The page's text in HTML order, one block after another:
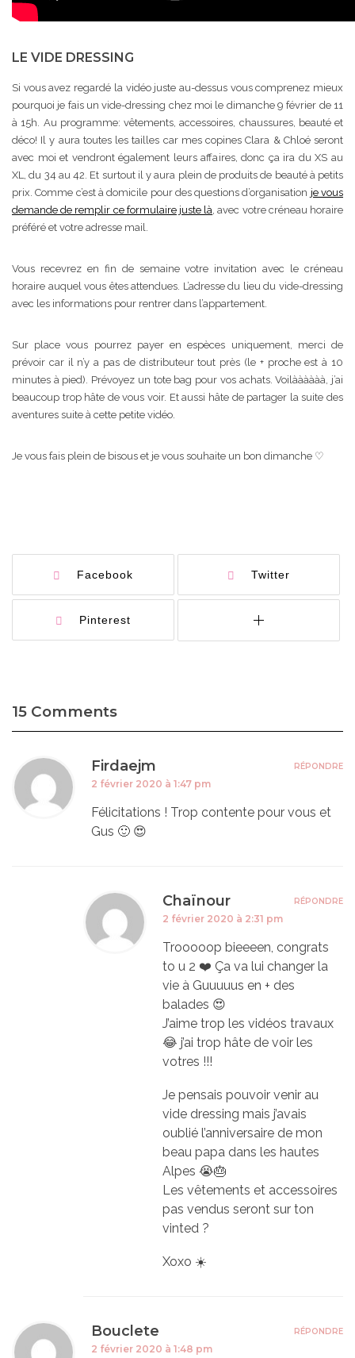
LE VIDE DRESSING
Si vous avez regardé la vidéo juste au-dessus vous comprenez mieux
pourquoi je fais un vide-dressing chez moi le dimanche 9 février de 11
à 15h. Au programme: vêtements, accessoires, chaussures, beauté et
déco! Il y aura toutes les tailles car mes copines Clara & Chloé seront
avec moi et vendront également leurs affaires, donc ça ira du XS au
XL, du 34 au 42. Et surtout il y aura plein de produits de beauté à petits
prix. Comme c’est à domicile pour des questions d’organisation je vous
demande de remplir ce formulaire juste là, avec votre créneau horaire
préféré et votre adresse mail.
Vous recevrez en fin de semaine votre invitation avec le créneau
horaire auquel vous êtes attendues. L’adresse du lieu du vide-dressing
avec les informations pour rentrer dans l’appartement.
Sur place vous pourrez payer en espèces uniquement, merci de
prévoir car il n’y a pas de distributeur tout près (le + proche est à 10
minutes à pied). Prévoyez un tote bag pour vos achats. Voilàààààà, j’ai
beaucoup trop hâte de vous voir. Et aussi hâte de partager la suite des
aventures suite à cette petite vidéo.
Je vous fais plein de bisous et je vous souhaite un bon dimanche ♡
Facebook Twitter
Pinterest
15 Comments
Firdaejm
2 février 2020 à 1:47 pm
Félicitations ! Trop contente pour vous et
Gus 🙂 😍
RÉPONDRE
Chaïnour
2 février 2020 à 2:31 pm
Trooooop bieeeen, congrats
to u 2 ❤️ Ça va lui changer la
vie à Guuuuus en + des
balades 😍
J’aime trop les vidéos travaux
😂 j’ai trop hâte de voir les
votres !!!
Je pensais pouvoir venir au
vide dressing mais j’avais
oublié l’anniversaire de mon
beau papa dans les hautes
Alpes 😭🎂
Les vêtements et accessoires
pas vendus seront sur ton
vinted ?
Xoxo ☀️
RÉPONDRE
Bouclete
2 février 2020 à 1:48 pm
RÉPONDRE